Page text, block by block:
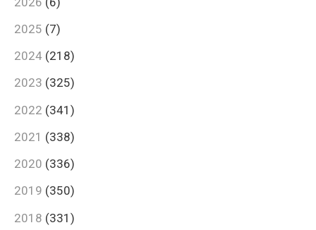
2025 (7)
2024 (218)
2023 (325)
2022 (341)
2021 (338)
2020 (336)
2019 (350)
2018 (331)